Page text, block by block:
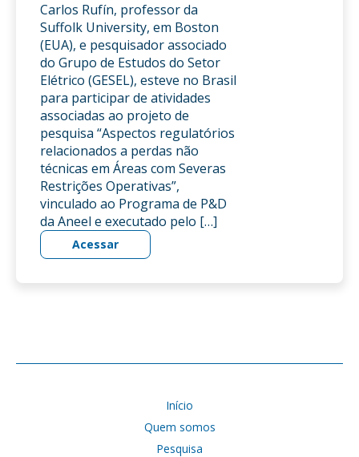
Carlos Rufín, professor da
Suffolk University, em Boston
(EUA), e pesquisador associado
do Grupo de Estudos do Setor
Elétrico (GESEL), esteve no Brasil
para participar de atividades
associadas ao projeto de
pesquisa “Aspectos regulatórios
relacionados a perdas não
técnicas em Áreas com Severas
Restrições Operativas”,
vinculado ao Programa de P&D
da Aneel e executado pelo […]
Acessar
Início
Quem somos
Pesquisa